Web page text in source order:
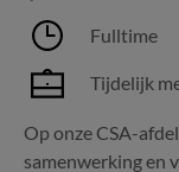
Fulltime
Tijdelijk
Op onze CSA-
samenwerking en